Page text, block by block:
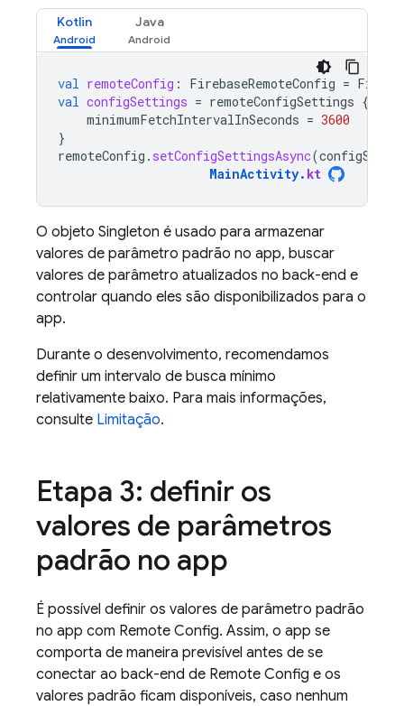
Kotlin Java
val remoteConfig : FirebaseRemoteConfig =
val configSettings = remoteConfigSettings {
minimumFetchIntervalInSeconds = 3600
}
remoteConfig . setConfigSettingsAsync(
MainActivity. kt
O objeto Singleton é usado para armazenar
valores de parâmetro padrão no app, buscar
valores de parâmetro atualizados no back-end e
controlar quando eles são disponibilizados para o
app.
Durante o desenvolvimento, recomendamos
definir um intervalo de busca mínimo
relativamente baixo. Para mais informações,
consulte Limitação.
Etapa 3: definir os
valores de parâmetros
padrão no app
É possível definir os valores de parâmetro padrão
no app com Remote Config. Assim, o app se
comporta de maneira previsível antes de se
conectar ao back-end de Remote Config e os
valores padrão ficam disponíveis, caso nenhum